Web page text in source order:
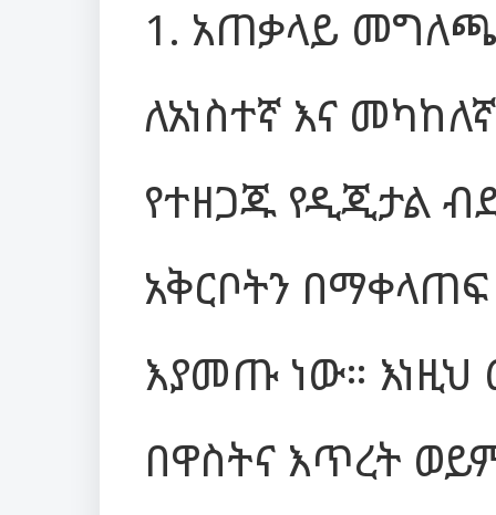
1. አጠቃላይ መግለጫ
ለአነስተኛ እና
የተዘጋጁ የዲጂታል
አቅርቦትን
እያመጡ ነው። እነዚህ
በዋስትና እጥረት